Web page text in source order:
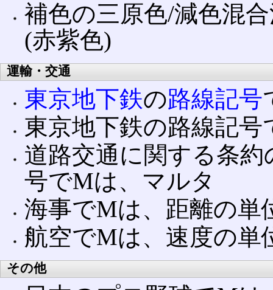
補色の三原色/減色混
(赤紫色)
運輸・交通
東京地下鉄の路線記号
東京地下鉄の路線記
道路交通に関する条
号でMは、マルタ
海事でMは、距離の単
航空でMは、速度の単
その他